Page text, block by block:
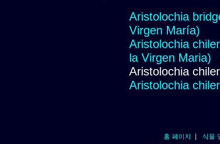
Aristolochia
Virgen María)
Aristolochia
la Virgen Maria)
Aristolochia
Aristolochia
홈 페이지
식물